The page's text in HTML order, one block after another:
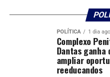
RELATED TOPICS: 1º ABATE
ECONOMIA
TRIMESTRE
Número de endividados
volta a cair em maio
POLÍTICA 1 dia ago
Complexo
Dantas
ampliar
reeducandos